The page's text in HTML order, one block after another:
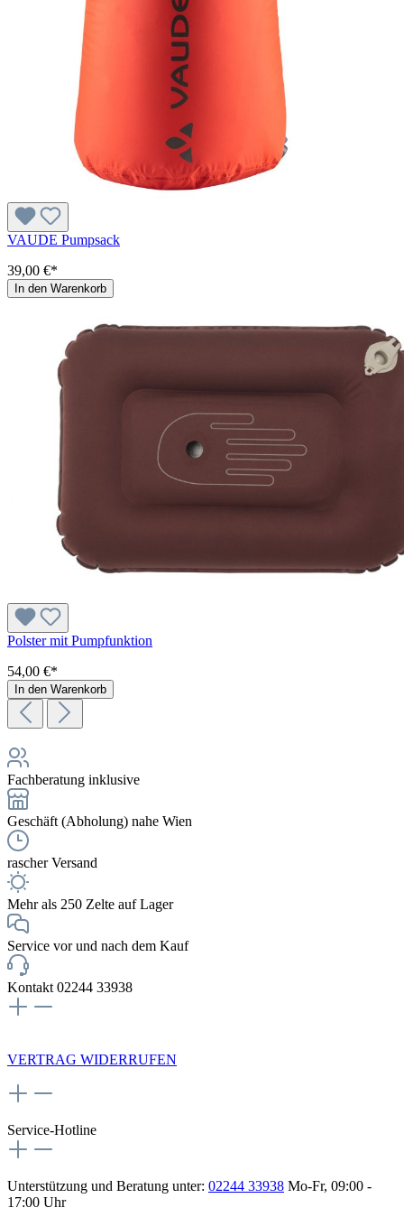
VAUDE Pumpsack
39,00 €*
In den Warenkorb
Polster mit Pumpfunktion
54,00 €*
In den Warenkorb
Fachberatung inklusive
Geschäft (Abholung) nahe Wien
rascher Versand
Mehr als 250 Zelte auf Lager
Service vor und nach dem Kauf
Kontakt 02244 33938
VERTRAG WIDERRUFEN
Service-Hotline
Unterstützung und Beratung unter: 02244 33938 Mo-Fr, 09:00 -
17:00 Uhr